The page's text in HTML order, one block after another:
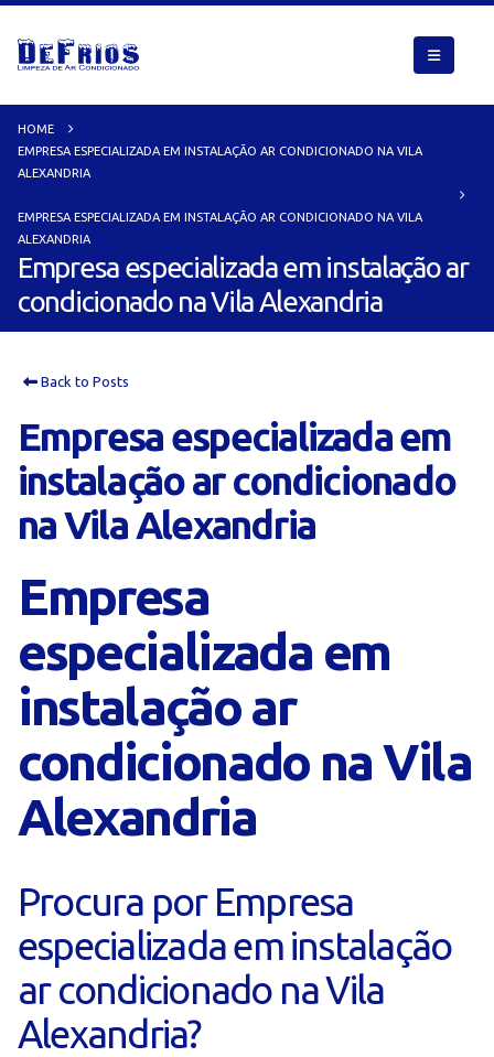
HOME
EMPRESA ESPECIALIZADA EM INSTALAÇÃO AR CONDICIONADO NA VILA
ALEXANDRIA
EMPRESA ESPECIALIZADA EM INSTALAÇÃO AR CONDICIONADO NA VILA
ALEXANDRIA
Empresa especializada em instalação ar
condicionado na Vila Alexandria
Back to Posts
Empresa especializada em
instalação ar condicionado
na Vila Alexandria
Empresa
especializada em
instalação ar
condicionado na Vila
Alexandria
Procura por Empresa
especializada em instalação
ar condicionado na Vila
Alexandria?